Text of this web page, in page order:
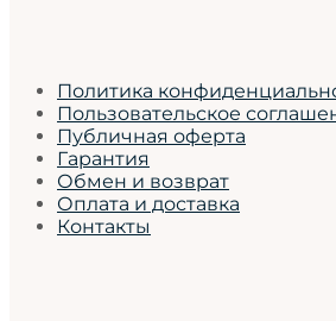
Политика
Пользовательское
Публичная оферта
Гарантия
Обмен и возврат
Оплата и доставка
Контакты